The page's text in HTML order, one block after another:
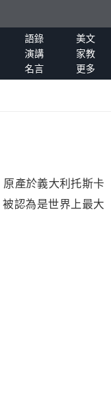
語錄
美文
演講
家教
名言 更多
產於義大利托斯卡
認為是世界上最大